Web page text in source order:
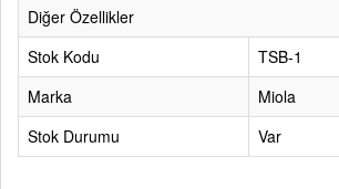
Diğer Özellikler
Stok Kodu
TSB-1
Marka
Miola
Stok Durumu
Var